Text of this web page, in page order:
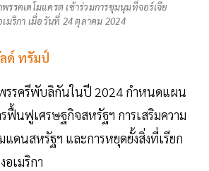
รรคเดโมแครต เข้าร่วมการชุมนุมที่จอร์เจีย
มริกา เมื่อวันที่ 24 ตุลาคม 2024
ด์ ทรัมป์
รรครีพับลิกันในปี 2024 กำหนดแผน
ฟื้นฟูเศรษฐกิจสหรัฐฯ การเสริมความ
ดนสหรัฐฯ และการหยุดยั้งสิ่งที่เรียก
อเมริกา